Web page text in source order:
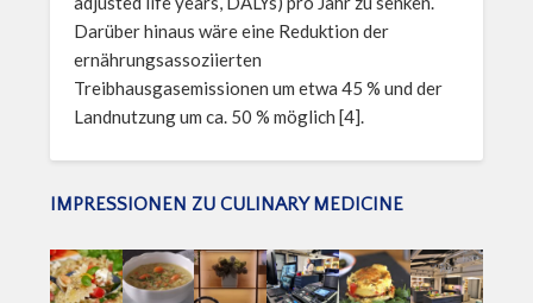
Darüber hinaus wäre eine Reduktion der
ernährungsassoziierten
Treibhausgasemissionen um etwa 45 % und der
Landnutzung um ca. 50 % möglich [4].
IMPRESSIONEN ZU CULINARY MEDICINE